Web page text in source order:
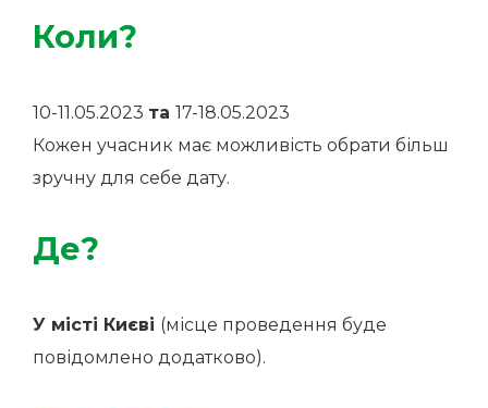
Коли?
10-11.05.2023 та 17-18.05.2023
Кожен учасник має можливість обрати більш
зручну для себе дату.
Де?
У місті Києві (місце проведення буде
повідомлено додатково).